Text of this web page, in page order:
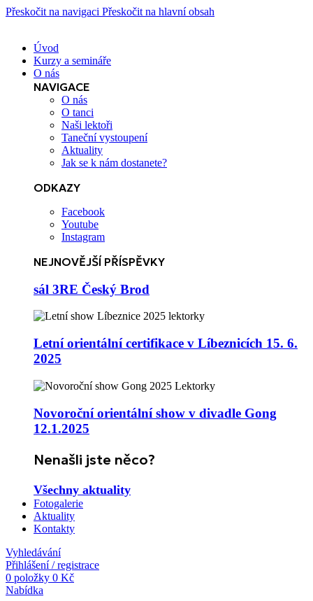
Přeskočit na navigaci Přeskočit na hlavní obsah
Úvod
Kurzy a semináře
O nás
NAVIGACE
O nás
O tanci
Naši lektoři
Taneční vystoupení
Aktuality
Jak se k nám dostanete?
ODKAZY
Facebook
Youtube
Instagram
NEJNOVĚJŠÍ PŘÍSPĚVKY
sál 3RE Český Brod
Letní orientální certifikace v Líbeznicích 15. 6.
2025
Novoroční orientální show v divadle Gong
12.1.2025
Nenašli jste něco?
Všechny aktuality
Fotogalerie
Aktuality
Kontakty
Vyhledávání
Přihlášení / registrace
0 položky 0 Kč
Nabídka